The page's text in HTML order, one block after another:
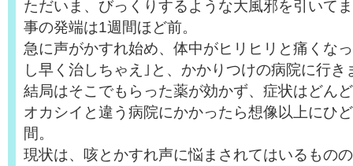
ただいま、びっくりするような大風邪を引いて
事の発端は1週間ほど前。
急に声がかすれ始め、体中がヒリヒリと痛くな
し早く治しちゃえ｣と、かかりつけの病院に行き
結局はそこでもらった薬が効かず、症状はどん
オカシイと違う病院にかかったら想像以上にひ
間。
現状は、咳とかすれ声に悩まされてはいるもの